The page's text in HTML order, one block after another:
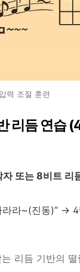
력 조절 훈련
리듬 연습
또는 8비트 리
라라~(진동)” →
리듬 기반의 떨